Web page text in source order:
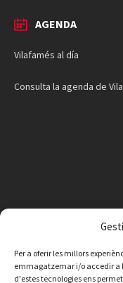
Per a oferir les millors
emmagatzemar i/o accedir a
d'estes tecnologies ens
AGENDA
Vilafamés al día
Consulta la agenda de